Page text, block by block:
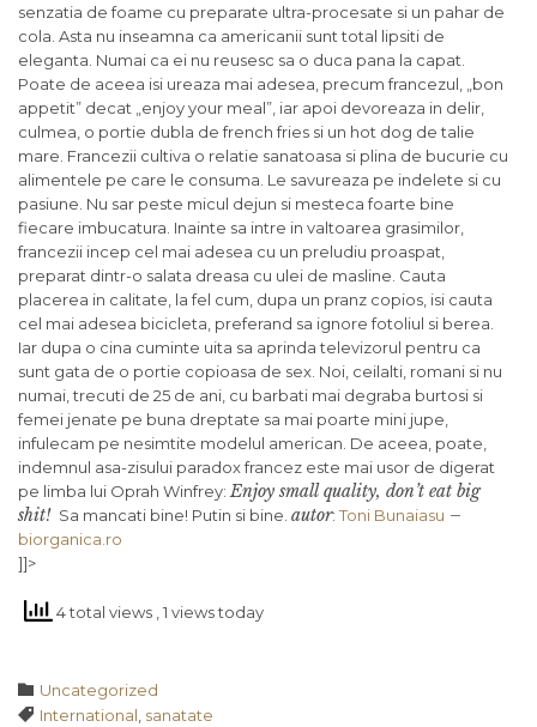
senzatia de foame cu preparate ultra-procesate si un pahar de
cola. Asta nu inseamna ca americanii sunt total lipsiti de
eleganta. Numai ca ei nu reusesc sa o duca pana la capat.
Poate de aceea isi ureaza mai adesea, precum francezul, „bon
appetit” decat „enjoy your meal”, iar apoi devoreaza in delir,
culmea, o portie dubla de french fries si un hot dog de talie
mare. Francezii cultiva o relatie sanatoasa si plina de bucurie cu
alimentele pe care le consuma. Le savureaza pe indelete si cu
pasiune. Nu sar peste micul dejun si mesteca foarte bine
fiecare imbucatura. Inainte sa intre in valtoarea grasimilor,
francezii incep cel mai adesea cu un preludiu proaspat,
preparat dintr-o salata dreasa cu ulei de masline. Cauta
placerea in calitate, la fel cum, dupa un pranz copios, isi cauta
cel mai adesea bicicleta, preferand sa ignore fotoliul si berea.
Iar dupa o cina cuminte uita sa aprinda televizorul pentru ca
sunt gata de o portie copioasa de sex. Noi, ceilalti, romani si nu
numai, trecuti de 25 de ani, cu barbati mai degraba burtosi si
femei jenate pe buna dreptate sa mai poarte mini jupe,
infulecam pe nesimtite modelul american. De aceea, poate,
indemnul asa-zisului paradox francez este mai usor de digerat
pe limba lui Oprah Winfrey: Enjoy small quality, don’t eat big
shit! Sa mancati bine! Putin si bine. autor:Toni Bunaiasu –
biorganica.ro
]]>
4 total views , 1 views today
 Category
Uncategorized
 Tags
International sanatate